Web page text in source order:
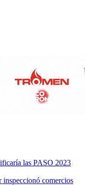
las PASO 2023
inspeccionó comercios